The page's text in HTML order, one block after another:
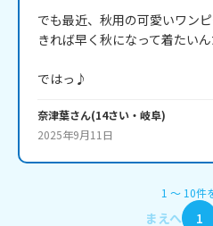
でも最近、秋用の可愛いワン
きれば早く秋になって着たい
ではっ♪
奈津葉さん(14さい・ 岐阜)
2025年9月11日
1 〜 10件
まえへ 1